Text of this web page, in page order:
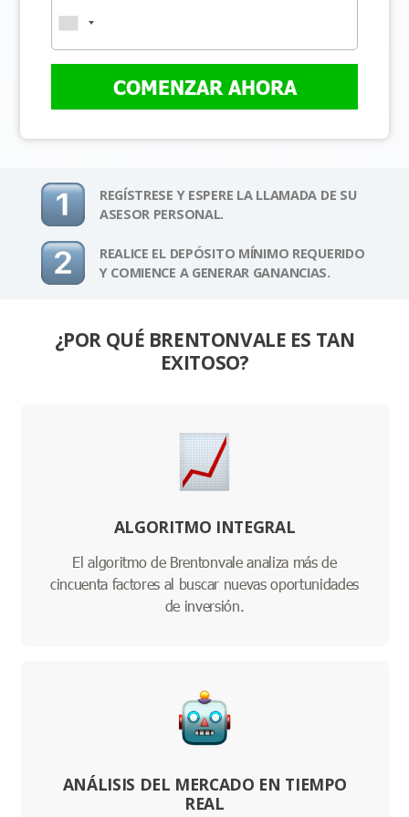
COMENZAR AHORA
REGÍSTRESE Y ESPERE LA LLAMADA DE SU
ASESOR PERSONAL.
REALICE EL DEPÓSITO MÍNIMO REQUERIDO
Y COMIENCE A GENERAR GANANCIAS.
¿POR QUÉ BRENTONVALE ES TAN
EXITOSO?
ALGORITMO INTEGRAL
El algoritmo de Brentonvale analiza más de
cincuenta factores al buscar nuevas oportunidades
de inversión.
ANÁLISIS DEL MERCADO EN TIEMPO
REAL